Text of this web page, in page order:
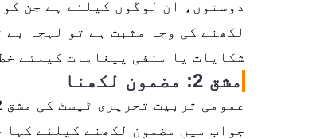
دوستوں، ان لوگوں کیلئے ہے جن
لکھنے کی وجہ مثبت ہے تو لہجہ
شکایات یا منفی پیغامات کیلئے
مشق 2: مضمون لکھنا
جواب میں مضمون لکھنے کیلئے